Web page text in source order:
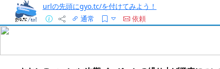
urlの先頭にgyo.tc/を付けてみよう！
通常
依頼